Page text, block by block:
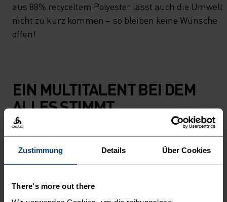
Zustimmung Details Über Cookies
There's more out there
aus 88% recyceltem Polyester lässt auch die Umwelt
nicht zu kurz kommen – so bleiben keine Wünsche
offen!
EIN MULTITALENT BEI DEM
ALLES STIMMT
Vielseitiger Komfort für jeden Schritt auf deiner
Wanderung.